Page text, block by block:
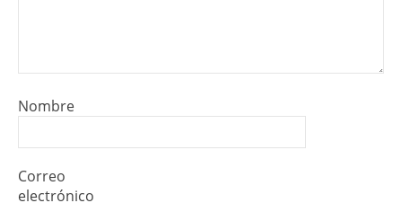
Nombre
Correo
electrónico